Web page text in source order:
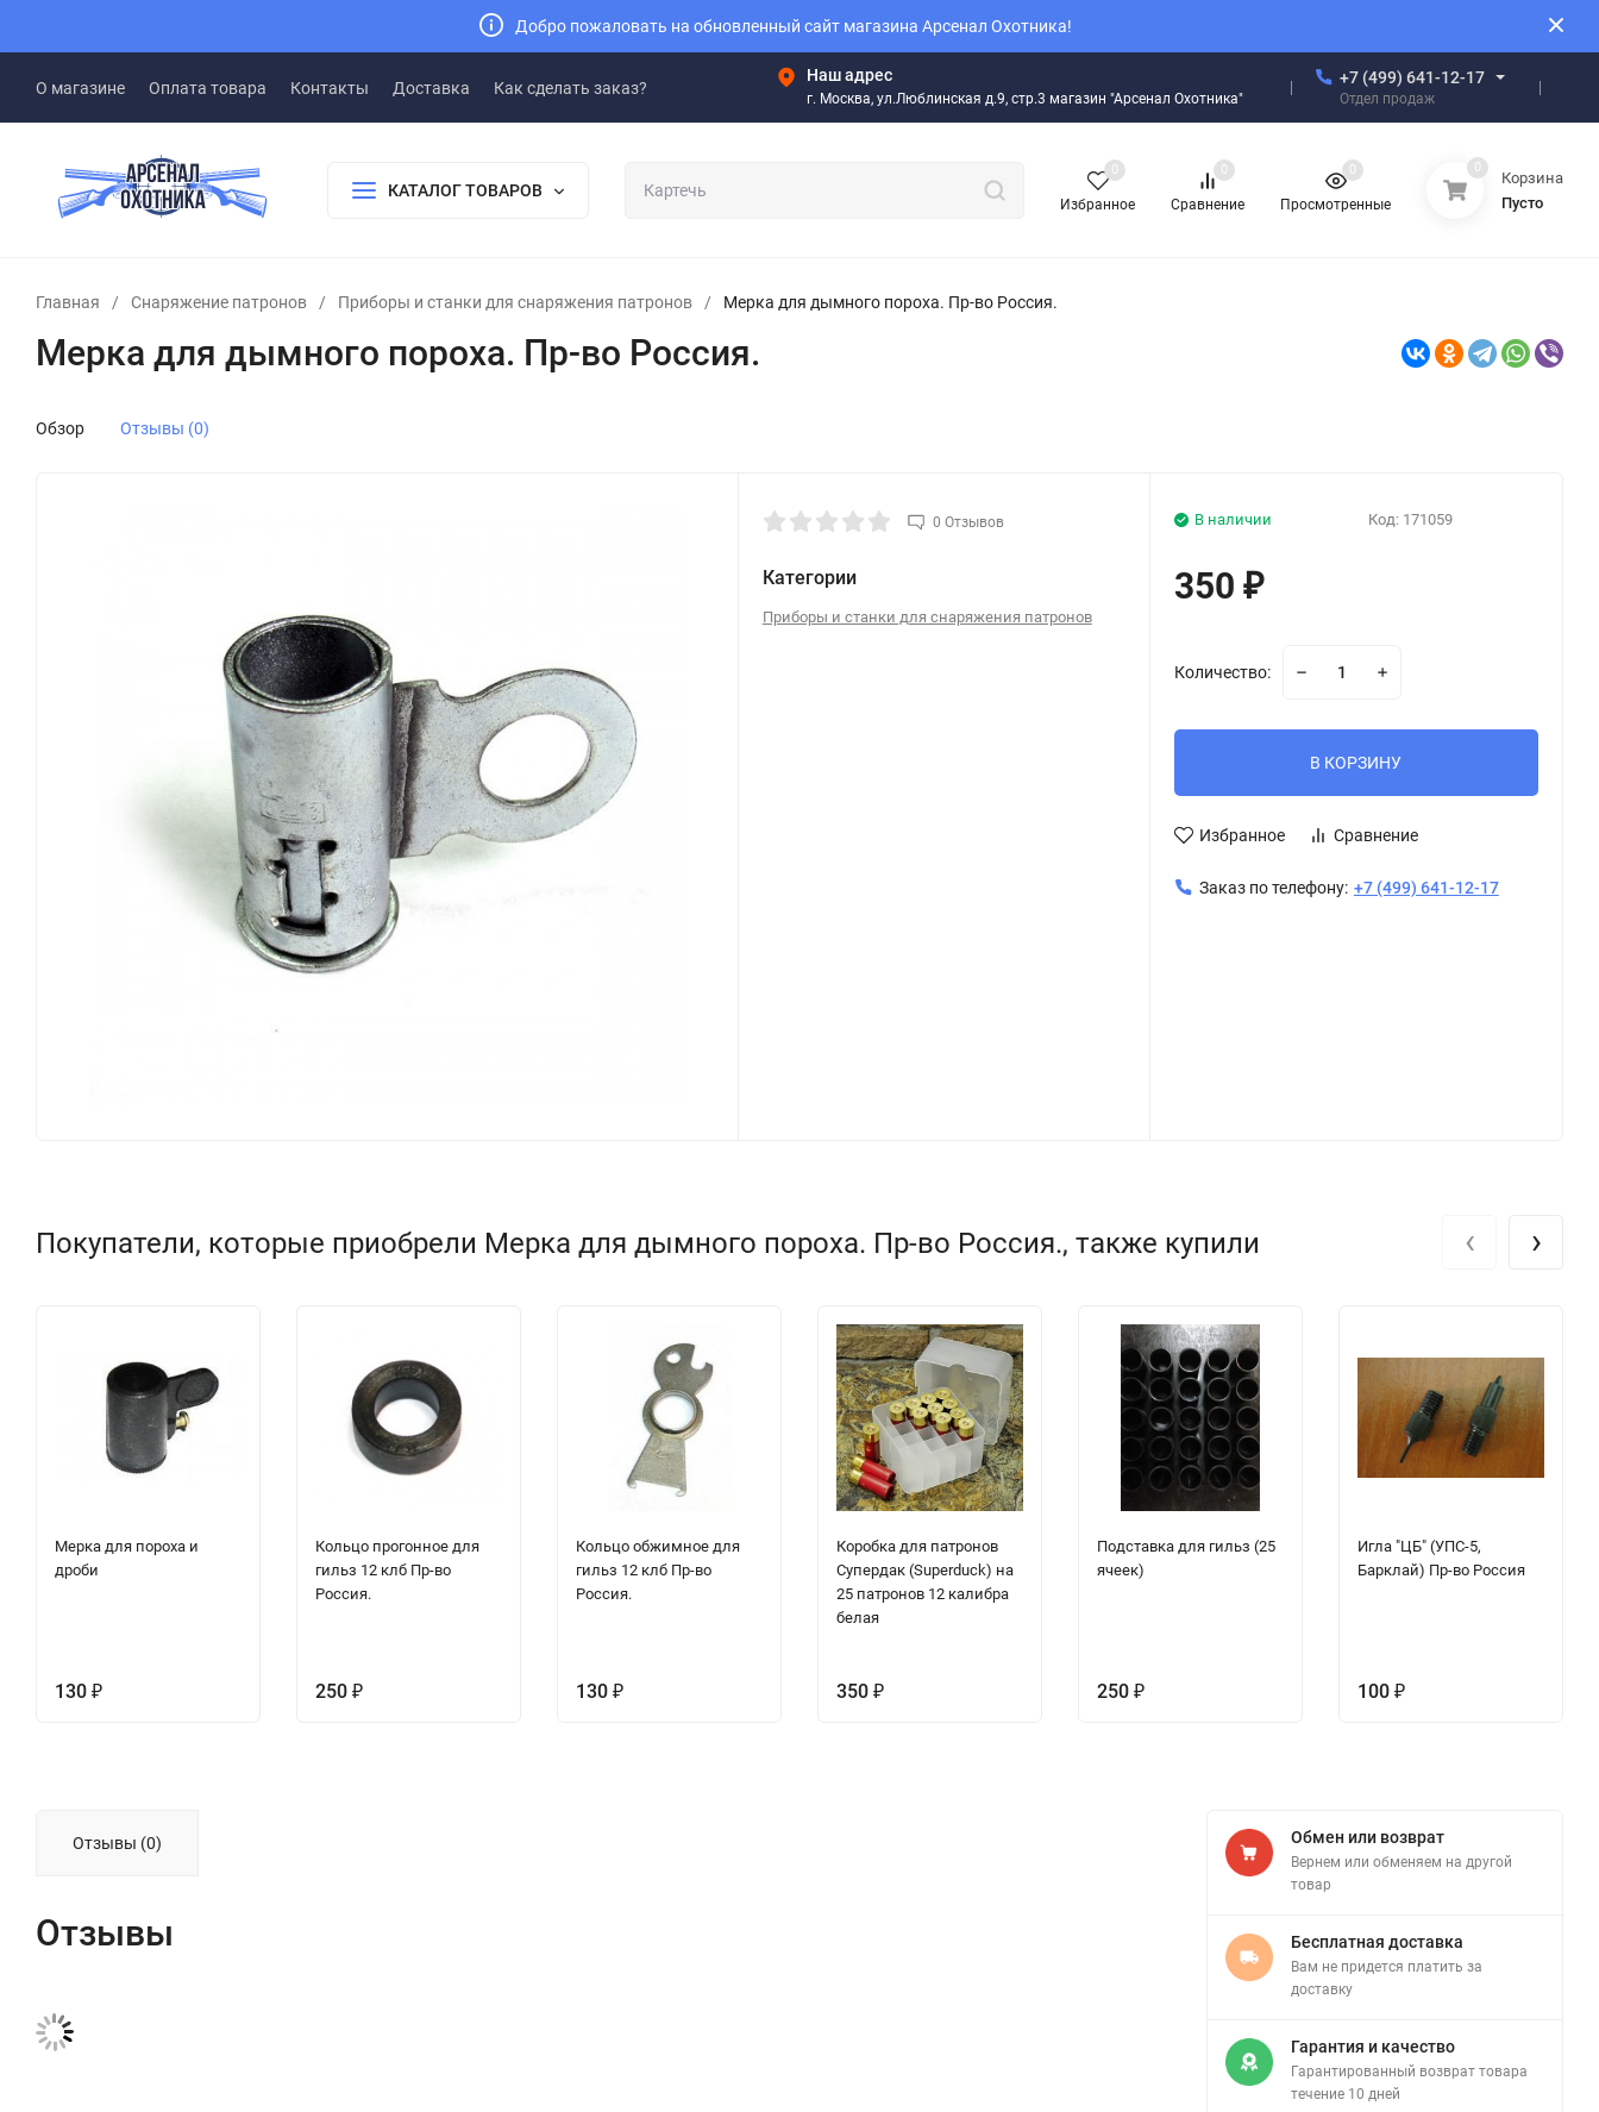
Добро пожаловать на обновленный сайт магазина Арсенал Охотника!
О магазине Оплата товара Контакты Доставка Как сделать заказ?
Наш адрес
г. Москва, ул.Люблинская д.9, стр.3 магазин "Арсенал Охотника"
+7 (499) 641-12-17
Отдел продаж
КАТАЛОГ ТОВАРОВ
Избранное
0
Сравнение
0
Просмотренные
0 0
Корзина
Пусто
Главная / Снаряжение патронов / Приборы и станки для снаряжения патронов / Мерка для дымного пороха. Пр-во Россия.
Мерка для дымного пороха. Пр-во Россия.
Обзор Отзывы (0)
0 Отзывов
Категории
Приборы и станки для снаряжения патронов
Код: 171059
В наличии
350 ₽
Количество:
В КОРЗИНУ
Избранное Сравнение
Заказ по телефону: +7 (499) 641-12-17
Покупатели, которые приобрели Мерка для дымного пороха. Пр-во Россия., также купили
Мерка для пороха и
дроби
130 ₽
Кольцо прогонное для
гильз 12 клб Пр-во
Россия.
250 ₽
Кольцо обжимное для
гильз 12 клб Пр-во
Россия.
130 ₽
Коробка для патронов
Супердак (Superduck) на
25 патронов 12 калибра
белая
350 ₽
Подставка для гильз (25
ячеек)
250 ₽
Игла "ЦБ" (УПС-5,
Барклай) Пр-во Россия
100 ₽
‹ ›
Отзывы (0)
Отзывы
Обмен или возврат
Вернем или обменяем на другой
товар
Бесплатная доставка
Вам не придется платить за
доставку
Гарантия и качество
Гарантированный возврат товара
течение 10 дней